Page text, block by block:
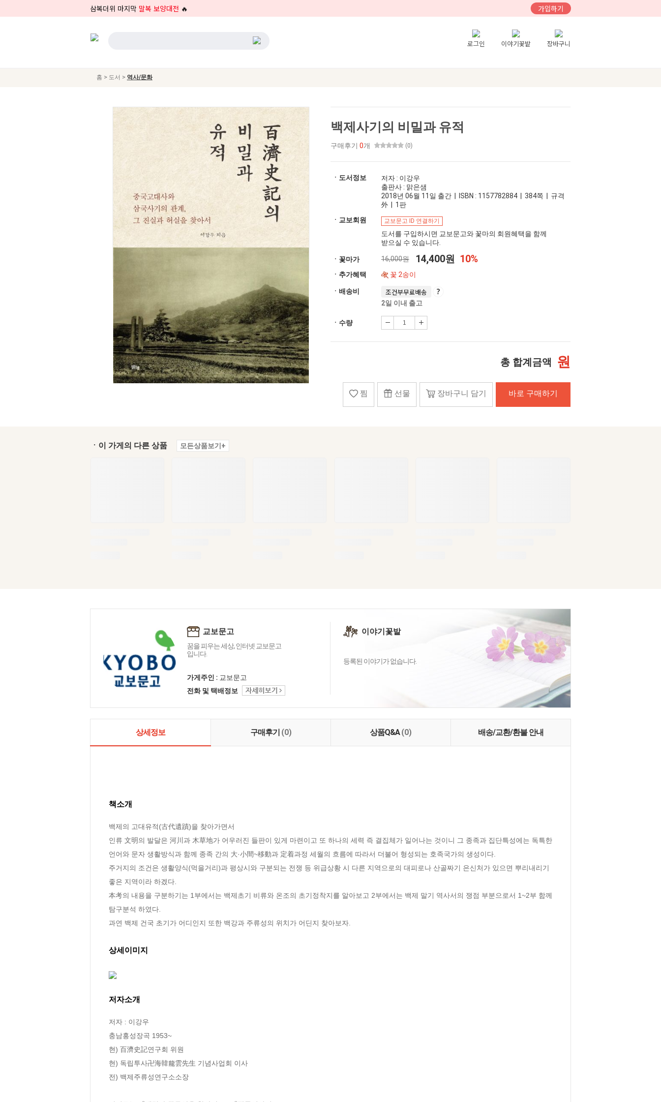
삼복더위 마지막 말복 보양대전 🔥 가입하기
로그인 이야기꽃밭 장바구니
홈 > 도서 > 역사/문화
백제사기의 비밀과 유적
구매후기 0개 (0)
ㆍ도서정보
저자 : 이강우
출판사 : 맑은샘
2018년 06월 11일 출간 | ISBN : 1157782884 | 384쪽 | 규격
外 | 1판
ㆍ교보회원
교보문고 ID 연결하기
도서를 구입하시면 교보문고와 꽃마의 회원혜택을 함께
받으실 수 있습니다.
ㆍ꽃마가 16,000원 14,400원 10%
ㆍ추가혜택 꽃 2송이
ㆍ배송비 조건부무료배송
2일 이내 출고
ㆍ수량
총 합계금액 원
찜 선물 장바구니 담기 바로 구매하기
ㆍ이 가게의 다른 상품 모든상품보기+
교보문고
꿈을 피우는 세상, 인터넷 교보문고
입니다.
가게주인 : 교보문고
전화 및 택배정보
이야기꽃밭
등록된 이야기가 없습니다.
상세정보 구매후기 (0) 상품Q&A(0) 배송/교환/환불 안내
책소개
백제의 고대유적(古代遺蹟)을 찾아가면서
인류 文明의 발달은 河川과 木草地가 어우러진 들판이 있게 마련이고 또 하나의 세력 즉 결집체가 일어나는 것이니 그 종족과 집단특성에는 독특한
언어와 문자 생활방식과 함께 종족 간의 大·小間~移動과 定着과정 세월의 흐름에 따라서 더불어 형성되는 호족국가의 생성이다.
주거지의 조건은 생활양식(먹을거리)과 평상시와 구분되는 전쟁 등 위급상황 시 다른 지역으로의 대피로나 산골짜기 은신처가 있으면 뿌리내리기
좋은 지역이라 하겠다.
本考의 내용을 구분하기는 1부에서는 백제초기 비류와 온조의 초기정착지를 알아보고 2부에서는 백제 말기 역사서의 쟁점 부분으로서 1~2부 함께
탐구분석 하였다.
과연 백제 건국 초기가 어디인지 또한 백강과 주류성의 위치가 어딘지 찾아보자.
상세이미지
저자소개
저자 : 이강우
충남홍성장곡 1953~
현) 百濟史記연구회 위원
현) 독립투사卍海韓龍雲先生 기념사업회 이사
전) 백제주류성연구소소장